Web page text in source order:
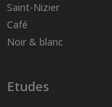
Saint-Nizier
Café
Noir & blanc
Etudes